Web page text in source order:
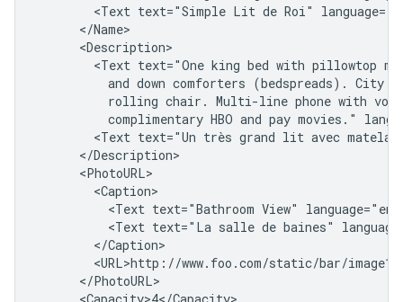
<Text text="Simple Lit de Roi"
<Text text="One king bed with pillowtop
and down comforters (bedspreads). City
rolling chair. Multi-line phone with
complimentary HBO and pay movies."
<Text text="Un très grand lit avec matelas
<Text text="Bathroom View"
<Text text="La salle de baines"